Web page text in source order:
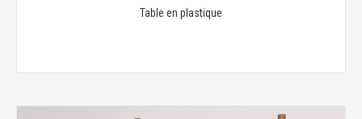
Table en plastique